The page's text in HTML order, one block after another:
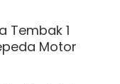
Tembak 1
Motor